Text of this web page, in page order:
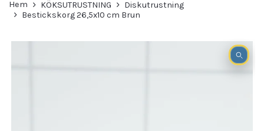
Hem KÖKSUTRUSTNING
Diskutrustning
Bestickskorg 26,5x10 cm Brun